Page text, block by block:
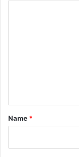
*
Name *